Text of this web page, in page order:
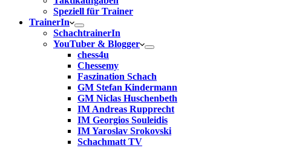
Speziell für Trainer
TrainerIn
SchachtrainerIn
YouTuber & Blogger
chess4u
Chessemy
Faszination Schach
GM Stefan Kindermann
GM Niclas Huschenbeth
IM Andreas Rupprecht
IM Georgios Souleidis
IM Yaroslav Srokovski
Schachmatt TV